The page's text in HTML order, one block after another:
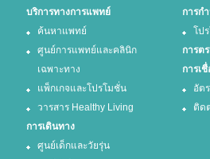
บริการทางการแพทย์
ค้นหาแพทย์
ศูนย์การแพทย์และคลินิก
เฉพาะทาง
แพ็กเกจและโปรโมชั่น
วารสาร Healthy Living
การก
โป
การต
การเ
อัต
ติด
การเดินทาง
ศูนย์เด็กและวัยรุ่น